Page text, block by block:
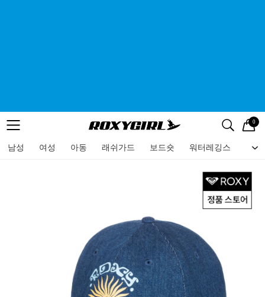
메뉴 검색
로고 0
남성 여성 아동 래쉬가드 보드숏 워터레깅스 비
메뉴